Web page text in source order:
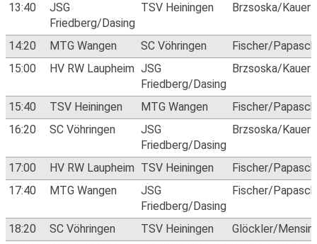
13:40
JSG
Friedberg/Dasing
TSV Heiningen Brzsoska/Kauer
14:20 MTG Wangen SC Vöhringen
Fischer/
15:00
HV RW Laupheim JSG
Friedberg/Dasing
Brzsoska/Kauer
15:40 TSV Heiningen MTG Wangen
Fischer/
16:20
SC Vöhringen
JSG
Friedberg/Dasing
Brzsoska/Kauer
17:00 HV RW Laupheim TSV Heiningen
Fischer/
17:40
MTG Wangen
JSG
Friedberg/Dasing
Fischer/
18:20 SC Vöhringen TSV Heiningen
Glöckler/